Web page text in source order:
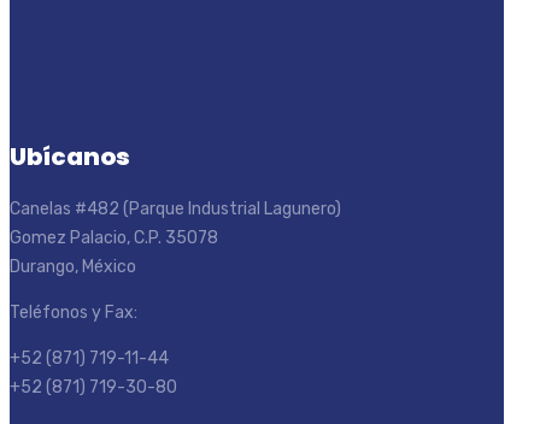
Ubícanos
Canelas #482 (Parque Industrial Lagunero)
Gomez Palacio, C.P. 35078
Durango, México
Teléfonos y Fax:
+52 (871) 719-11-44
+52 (871) 719-30-80